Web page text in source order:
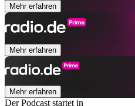
Mehr erfahren
Mehr erfahren
Mehr erfahren
Der Podcast startet in